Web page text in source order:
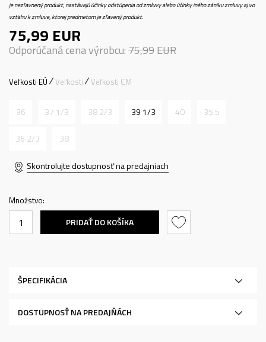
je nezľavnený produkt, nastávajú účinky odstúpenia od zmluvy alebo účinky iného zániku zmluvy aj vo
vzťahu k zmluve, ktorej predmetom je zľavený produkt.
75,99 EUR
Odporúčaná cena výrobcu:75,99EUR
Veľkosti EÚ Veľkosti Veľkosti CM
36 37 1/3 38 2/3 39 1/3 40 35.5
36 2/3 38
Skontrolujte dostupnosť na predajniach
Množstvo:
PRIDAŤ DO KOŠÍKA
ŠPECIFIKÁCIA
DOSTUPNOSŤ NA PREDAJŇÁCH